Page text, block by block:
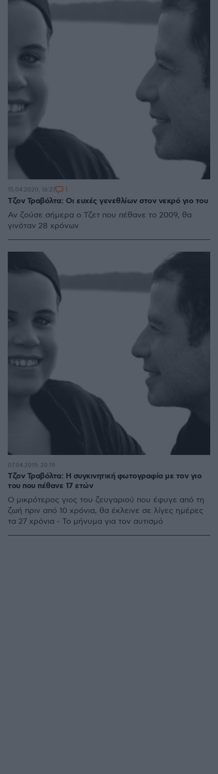
Τζον Τραβόλτα: Οι ευχές γενεθλίων στον νεκρό γιο του
Αν ζούσε σήμερα ο Τζετ που πέθανε το 2009, θα
γινόταν 28 χρόνων
15.04.2020, 16:27 1
Τζον Τραβόλτα: Η συγκινητική φωτογραφία με τον γιο
του που πέθανε 17 ετών
Ο μικρότερος γιος του ζευγαριού που έφυγε από τη
ζωή πριν από 10 χρόνια, θα έκλεινε σε λίγες ημέρες
τα 27 χρόνια - Το μήνυμα για τον αυτισμό
07.04.2019, 20:19